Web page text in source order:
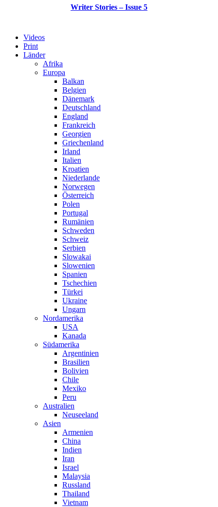
Writer Stories – Issue 5
Videos
Print
Länder
Afrika
Europa
Balkan
Belgien
Dänemark
Deutschland
England
Frankreich
Georgien
Griechenland
Irland
Italien
Kroatien
Niederlande
Norwegen
Österreich
Polen
Portugal
Rumänien
Schweden
Schweiz
Serbien
Slowakai
Slowenien
Spanien
Tschechien
Türkei
Ukraine
Ungarn
Nordamerika
USA
Kanada
Südamerika
Argentinien
Brasilien
Bolivien
Chile
Mexiko
Peru
Australien
Neuseeland
Asien
Armenien
China
Indien
Iran
Israel
Malaysia
Russland
Thailand
Vietnam